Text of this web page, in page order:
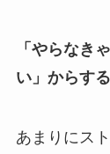
「やらなき
い」からす
あまりにス